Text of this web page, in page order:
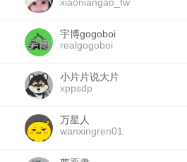
宇博gogoboi
realgogoboi
小片片说大片
xppsdp
万星人
wanxingren01